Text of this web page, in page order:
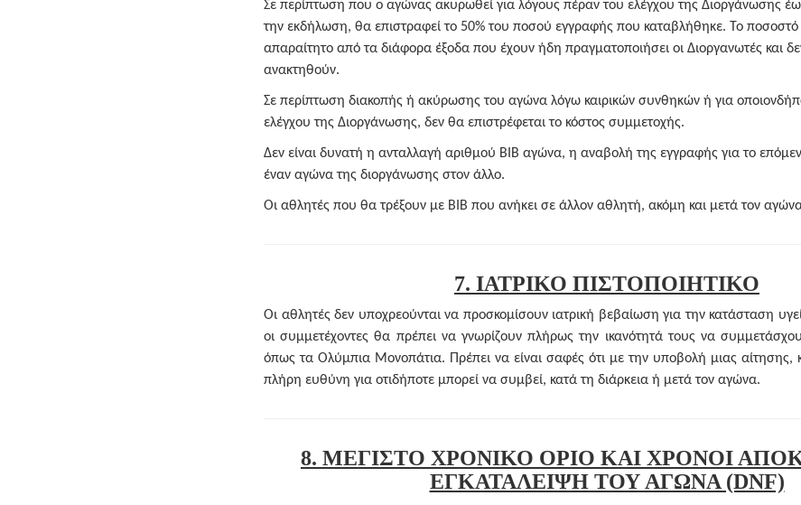
Σε περίπτωση που ο αγώνας ακυρωθεί για λόγους πέραν του ελέγχου της Διοργάνωσης
την εκδήλωση, θα επιστραφεί το 50% του ποσού εγγραφής που καταβλήθηκε. Το ποσοστό
απαραίτητο από τα διάφορα έξοδα που έχουν ήδη πραγματοποιήσει οι Διοργανωτές και
ανακτηθούν.
Σε περίπτωση διακοπής ή ακύρωσης του αγώνα λόγω καιρικών συνθηκών ή για
ελέγχου της Διοργάνωσης, δεν θα επιστρέφεται το κόστος συμμετοχής.
Δεν είναι δυνατή η ανταλλαγή αριθμού BIB αγώνα, η αναβολή της εγγραφής για το
έναν αγώνα της διοργάνωσης στον άλλο.
Οι αθλητές που θα τρέξουν με BIB που ανήκει σε άλλον αθλητή, ακόμη και μετά τον
7. ΙΑΤΡΙΚΟ ΠΙΣΤΟΠΟΙΗΤΙΚΟ
Οι αθλητές δεν υποχρεούνται να προσκομίσουν ιατρική βεβαίωση για την κατάσταση
οι συμμετέχοντες θα πρέπει να γνωρίζουν πλήρως την ικανότητά τους να
όπως τα Ολύμπια Μονοπάτια. Πρέπει να είναι σαφές ότι με την υποβολή μιας αίτησης,
πλήρη ευθύνη για οτιδήποτε μπορεί να συμβεί, κατά τη διάρκεια ή μετά τον αγώνα.
8. ΜΕΓΙΣΤΟ ΧΡΟΝΙΚΟ ΟΡΙΟ ΚΑΙ ΧΡΟΝΟΙ
ΕΓΚΑΤΑΛΕΙΨΗ ΤΟΥ ΑΓΩΝΑ (DNF)